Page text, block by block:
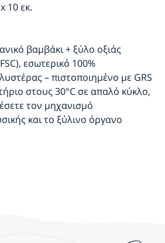
10 εκ.
βαμβάκι + ξύλο οξιάς
εσωτερικό 100%
– πιστοποιημένο με GRS
στους 30°C σε απαλό κύκλο,
τον μηχανισμό
και το ξύλινο όργανο